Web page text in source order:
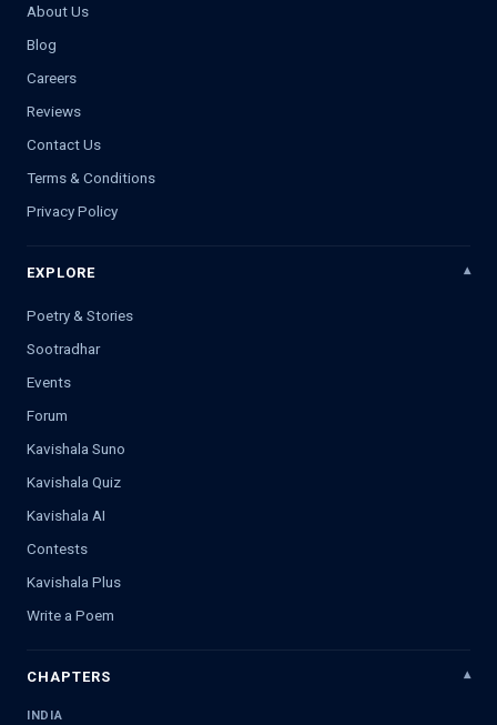
About Us
Blog
Careers
Reviews
Contact Us
Terms & Conditions
Privacy Policy
EXPLORE
Poetry & Stories
Sootradhar
Events
Forum
Kavishala Suno
Kavishala Quiz
Kavishala AI
Contests
Kavishala Plus
Write a Poem
CHAPTERS
INDIA